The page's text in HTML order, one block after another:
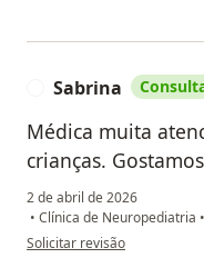
Sabrina
Médica muita
crianças.
2 de abril de 2026
• Clínica de Neuropediatria •
na opinião do utilizador
Solicitar revisão